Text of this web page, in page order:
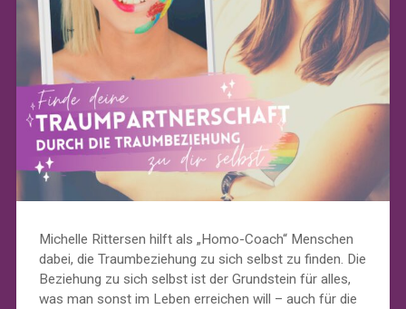
Michelle Rittersen hilft als „Homo-Coach“ Menschen
dabei, die Traumbeziehung zu sich selbst zu finden. Die
Beziehung zu sich selbst ist der Grundstein für alles,
was man sonst im Leben erreichen will – auch für die